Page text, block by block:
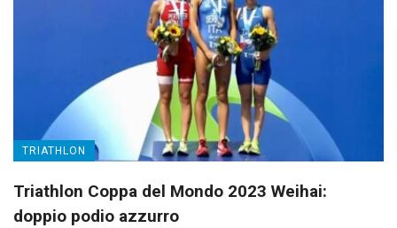
TRIATHLON
Triathlon Coppa del Mondo 2023 Weihai:
doppio podio azzurro